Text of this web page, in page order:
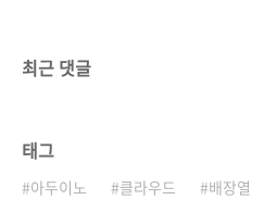
최근 댓글
태그
아두이노 클라우드 배장열